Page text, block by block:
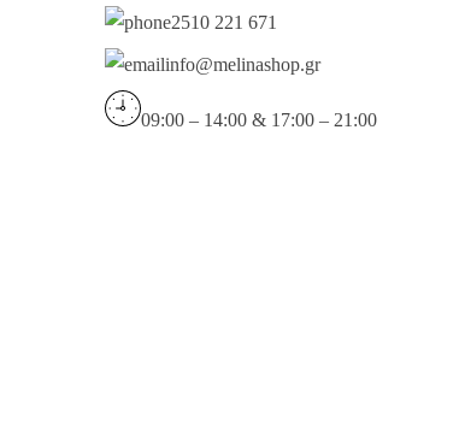
2510 221 671
info@melinashop.gr
09:00 – 14:00 & 17:00 – 21:00